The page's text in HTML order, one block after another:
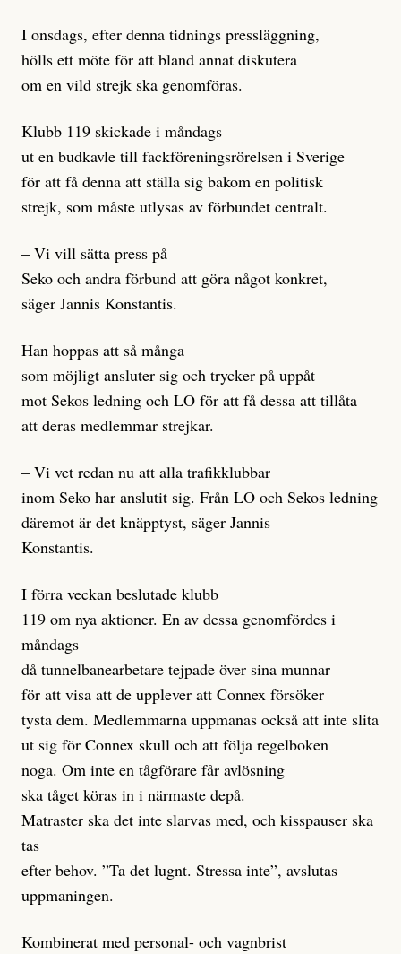
I onsdags, efter denna tidnings pressläggning,
hölls ett möte för att bland annat diskutera
om en vild strejk ska genomföras.
Klubb 119 skickade i måndags
ut en budkavle till fackföreningsrörelsen i Sverige
för att få denna att ställa sig bakom en politisk
strejk, som måste utlysas av förbundet centralt.
– Vi vill sätta press på
Seko och andra förbund att göra något konkret,
säger Jannis Konstantis.
Han hoppas att så många
som möjligt ansluter sig och trycker på uppåt
mot Sekos ledning och LO för att få dessa att tillåta
att deras medlemmar strejkar.
– Vi vet redan nu att alla trafikklubbar
inom Seko har anslutit sig. Från LO och Sekos ledning
däremot är det knäpptyst, säger Jannis
Konstantis.
I förra veckan beslutade klubb
119 om nya aktioner. En av dessa genomfördes i
måndags
då tunnelbanearbetare tejpade över sina munnar
för att visa att de upplever att Connex försöker
tysta dem. Medlemmarna uppmanas också att inte slita
ut sig för Connex skull och att följa regelboken
noga. Om inte en tågförare får avlösning
ska tåget köras in i närmaste depå.
Matraster ska det inte slarvas med, och kisspauser ska
tas
efter behov. ”Ta det lugnt. Stressa inte”, avslutas
uppmaningen.
Kombinerat med personal- och vagnbrist